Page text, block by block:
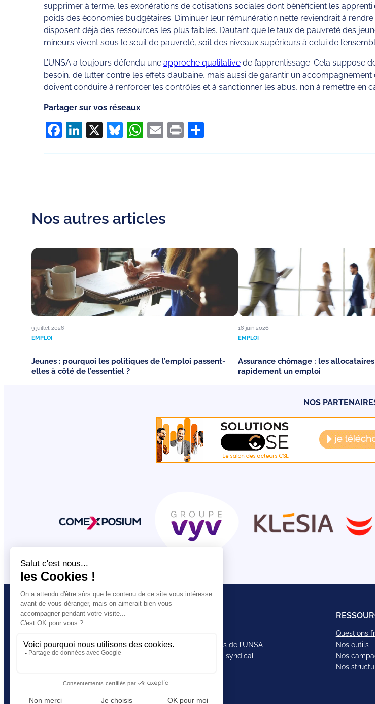
supprimer à terme, les exonérations de cotisations sociales dont bénéficient les
poids des économies budgétaires. Diminuer leur rémunération nette reviendrait à
disposent déjà des ressources les plus faibles. D’autant que le taux de pauvreté des
mineurs vivent sous le seuil de pauvreté, soit des niveaux supérieurs à celui de
L’UNSA a toujours défendu une approche qualitativede l’apprentissage. Cela suppose
besoin, de lutter contre les effets d’aubaine, mais aussi de garantir un
doivent conduire à renforcer les contrôles et à sanctionner les abus, non à remettre en
Partager sur vos réseaux
Facebook
LinkedIn
X Bluesky
WhatsApp
Email
PrintPartager
Nos autres articles
9 juillet 2026
EMPLOI
Jeunes : pourquoi les politiques de l’emploi passent-
elles à côté de l’essentiel ?
18 juin 2026
EMPLOI
Assurance chômage : les
rapidement un emploi
NOS
VOUS ETES
Militant·e
Journaliste
Les comptes de l’UNSA
Notre projet syndical
Questions
Nos outils
Nos
Nos